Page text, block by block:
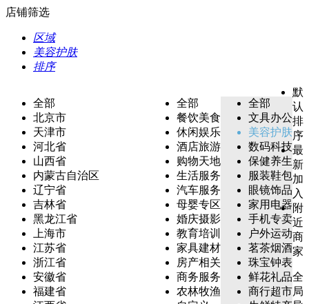
店铺筛选
区域
美容护肤
排序
全部
北京市
天津市
河北省
山西省
内蒙古自治区
辽宁省
吉林省
黑龙江省
上海市
江苏省
浙江省
安徽省
福建省
全部
餐饮美食
休闲娱乐
酒店旅游
购物天地
生活服务
汽车服务
母婴专区
婚庆摄影
教育培训
家具建材
房产相关
商务服务
农林牧渔
全部
文具办公
美容护肤
数码科技
保健养生
服装鞋包
眼镜饰品
家用电器
手机专卖
户外运动
茗茶烟酒
珠宝钟表
鲜花礼品
商行超市
默
认
排
序
最
新
加
入
附
近
商
家
全
局